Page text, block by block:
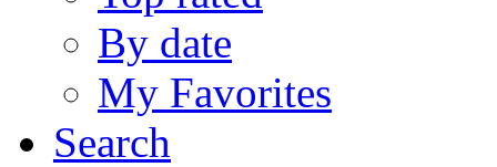
By date
My Favorites
Search